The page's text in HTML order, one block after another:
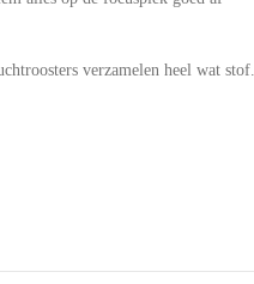
verzamelen heel wat stof.